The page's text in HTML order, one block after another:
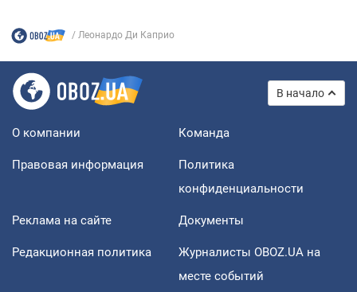
Леонардо Ди Каприо
В начало
О компании Команда
Правовая информация
Политика
конфиденциальности
Реклама на сайте Документы
Редакционная политика
Журналисты OBOZ.UA на
месте событий